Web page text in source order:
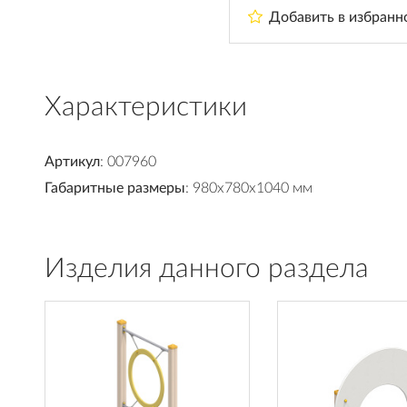
Добавить в
Характеристики
Артикул: 007960
Габаритные размеры: 980x780x1040 мм
Изделия данного раздела